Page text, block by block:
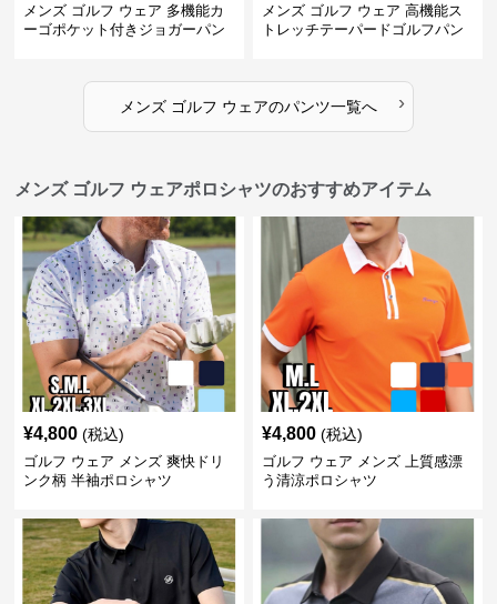
メンズ ゴルフ ウェア 多機能カ
ーゴポケット付きジョガーパン
メンズ ゴルフ ウェア 高機能ス
トレッチテーパードゴルフパン
メンズ ゴルフ ウェアのパンツ一覧へ ›
メンズ ゴルフ ウェアポロシャツのおすすめアイテム
¥4,800 (税込)
ゴルフ ウェア メンズ 爽快ドリ
ンク柄 半袖ポロシャツ
¥4,800 (税込)
ゴルフ ウェア メンズ 上質感漂
う清涼ポロシャツ